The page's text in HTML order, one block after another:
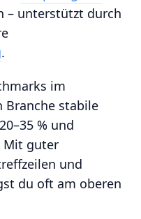
– unterstützt durch
.
im
Branche stabile
% und
Mit guter
und
du oft am oberen